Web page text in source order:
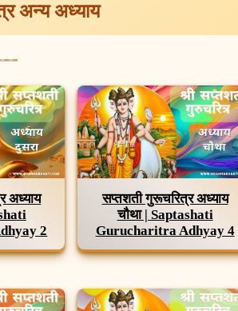
अन्य अध्याय
अध्याय
2
सप्तशती गुरूचरित्र अध्याय
चौथा | Saptashati
Gurucharitra Adhyay 4